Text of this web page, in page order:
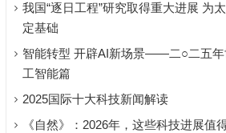
我国“逐日工程”研究取得重大进展 为
定基础
智能转型 开辟AI新场景——二○二五年
工智能篇
2025国际十大科技新闻解读
《自然》：2026年，这些科技进展值